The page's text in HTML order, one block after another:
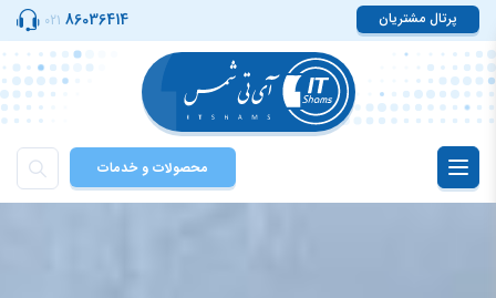
021 86036414 پرتال مشتریان
Toggle
navigation
محصولات و خدمات